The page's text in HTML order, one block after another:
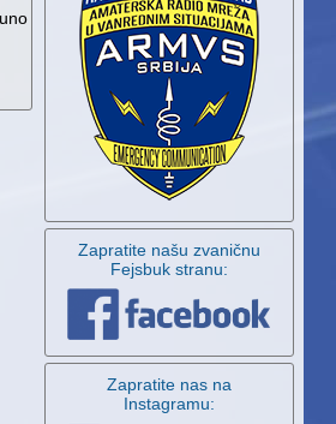
Zapratite našu zvaničnu
Fejsbuk stranu:
Zapratite nas na
Instagramu: